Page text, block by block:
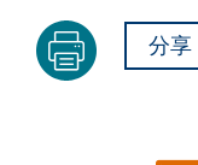
分享